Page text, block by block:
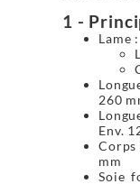
1 -
Lame :
260
Env.
mm
Soie